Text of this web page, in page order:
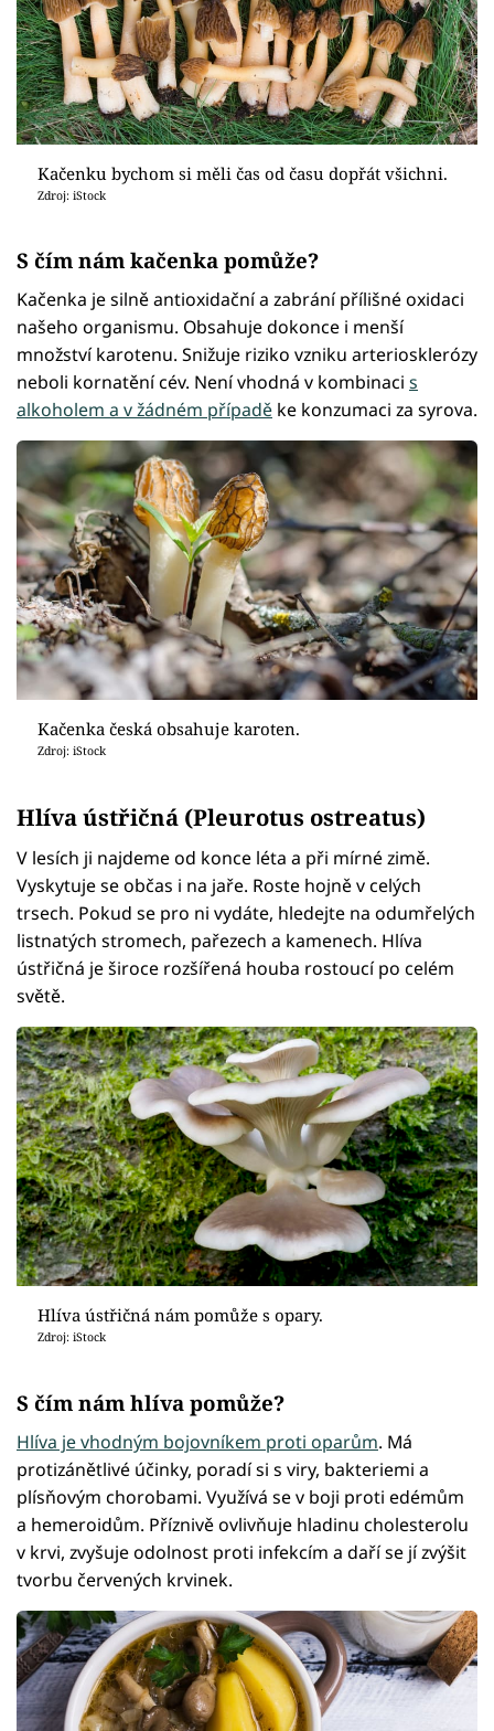
Kačenku bychom si měli čas od času dopřát všichni.
Zdroj: iStock
S čím nám kačenka pomůže?
Kačenka je silně antioxidační a zabrání přílišné oxidaci
našeho organismu. Obsahuje dokonce i menší
množství karotenu. Snižuje riziko vzniku arteriosklerózy
neboli kornatění cév. Není vhodná v kombinaci s
alkoholem a v žádném případě ke konzumaci za syrova.
Kačenka česká obsahuje karoten.
Zdroj: iStock
Hlíva ústřičná (Pleurotus ostreatus)
V lesích ji najdeme od konce léta a při mírné zimě.
Vyskytuje se občas i na jaře. Roste hojně v celých
trsech. Pokud se pro ni vydáte, hledejte na odumřelých
listnatých stromech, pařezech a kamenech. Hlíva
ústřičná je široce rozšířená houba rostoucí po celém
světě.
Hlíva ústřičná nám pomůže s opary.
Zdroj: iStock
S čím nám hlíva pomůže?
Hlíva je vhodným bojovníkem proti oparům. Má
protizánětlivé účinky, poradí si s viry, bakteriemi a
plísňovým chorobami. Využívá se v boji proti edémům
a hemeroidům. Příznivě ovlivňuje hladinu cholesterolu
v krvi, zvyšuje odolnost proti infekcím a daří se jí zvýšit
tvorbu červených krvinek.